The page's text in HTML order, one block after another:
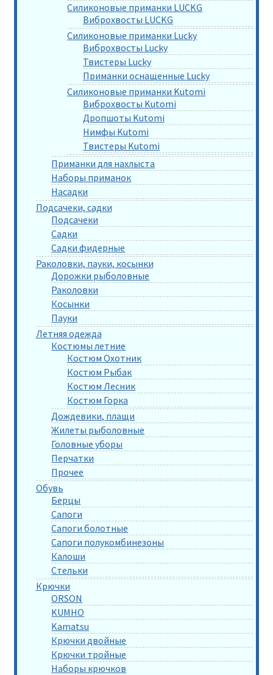
Силиконовые приманки LUCKG
Виброхвосты LUCKG
Силиконовые приманки Lucky
Виброхвосты Lucky
Твистеры Lucky
Приманки оснащенные Lucky
Силиконовые приманки Kutomi
Виброхвосты Kutomi
Дропшоты Kutomi
Нимфы Kutomi
Твистеры Kutomi
Приманки для нахлыста
Наборы приманок
Насадки
Подсачеки, садки
Подсачеки
Садки
Садки фидерные
Раколовки, пауки, косынки
Дорожки рыболовные
Раколовки
Косынки
Пауки
Летняя одежда
Костюмы летние
Костюм Охотник
Костюм Рыбак
Костюм Лесник
Костюм Горка
Дождевики, плащи
Жилеты рыболовные
Головные уборы
Перчатки
Прочее
Обувь
Берцы
Сапоги
Сапоги болотные
Сапоги полукомбинезоны
Калоши
Стельки
Крючки
ORSON
KUMHO
Kamatsu
Крючки двойные
Крючки тройные
Наборы крючков